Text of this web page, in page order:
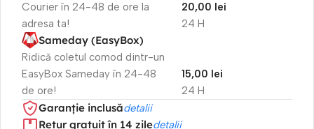
Courier în 24-48 de ore la
adresa ta!
24 H
20,00 lei
Sameday (EasyBox)
Ridică coletul comod dintr-un
EasyBox Sameday în 24-48
de ore!
24 H
15,00 lei
Garanție inclusădetalii
Retur gratuit în 14 ziledetalii